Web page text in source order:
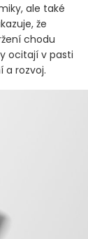
ale také
že
chodu
ocitají v pasti
a rozvoj.